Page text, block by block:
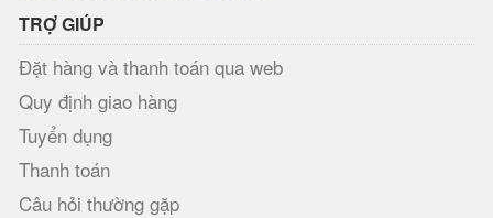
TRỢ GIÚP
Đặt hàng và thanh toán qua web
Quy định giao hàng
Tuyển dụng
Thanh toán
Câu hỏi thường gặp